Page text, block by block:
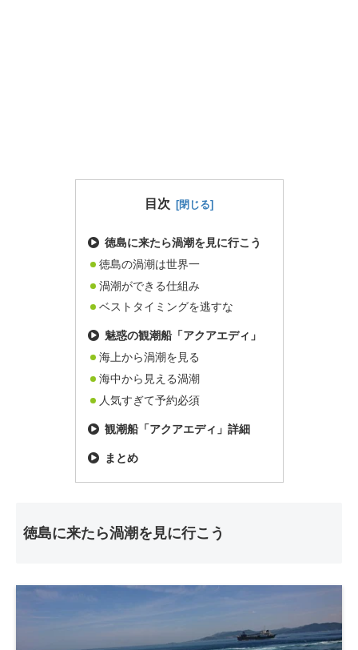
目次
徳島に来たら渦潮を見に行こう
徳島の渦潮は世界一
渦潮ができる仕組み
ベストタイミングを逃すな
魅惑の観潮船「アクアエディ」
海上から渦潮を見る
海中から見える渦潮
人気すぎて予約必須
観潮船「アクアエディ」詳細
まとめ
徳島に来たら渦潮を見に行こう